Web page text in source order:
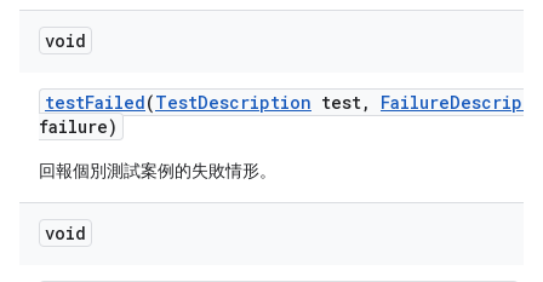
void
testFailed(TestDescription test, Failure
failure)
回報個別測試案例的失敗情形。
void